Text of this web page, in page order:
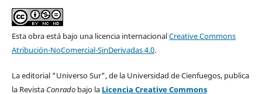
Esta obra está bajo una licencia internacionalCreative Commons
Atribución-NoComercial-SinDerivadas 4.0.
La editorial "Universo Sur", de la Universidad de Cienfuegos, publica
la Revista Conradobajo la Licencia Creative Commons